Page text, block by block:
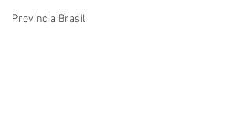
Provincia Brasil